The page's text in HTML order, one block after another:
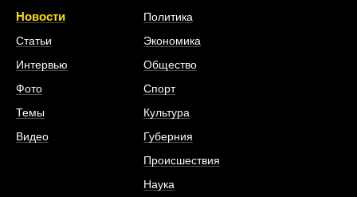
Новости
Статьи
Интервью
Фото
Темы
Видео
Политика
Экономика
Общество
Спорт
Культура
Губерния
Происшествия
Наука